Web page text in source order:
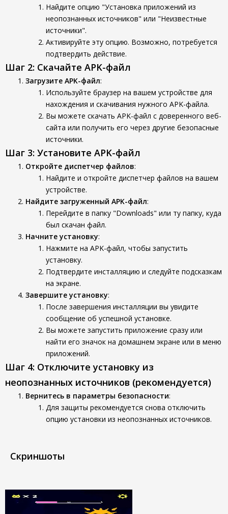
Найдите опцию "Установка приложений из
неопознанных источников" или "Неизвестные
источники".
Активируйте эту опцию. Возможно, потребуется
подтвердить действие.
Шаг 2: Скачайте APK-файл
Загрузите APK-файл:
Используйте браузер на вашем устройстве для
нахождения и скачивания нужного APK-файла.
Вы можете скачать APK-файл с доверенного веб-
сайта или получить его через другие безопасные
источники.
Шаг 3: Установите APK-файл
Откройте диспетчер файлов:
Найдите и откройте диспетчер файлов на вашем
устройстве.
Найдите загруженный APK-файл:
Перейдите в папку "Downloads" или ту папку, куда
был скачан файл.
Начните установку:
Нажмите на APK-файл, чтобы запустить
установку.
Подтвердите инсталляцию и следуйте подсказкам
на экране.
Завершите установку:
После завершения инсталляции вы увидите
сообщение об успешной установке.
Вы можете запустить приложение сразу или
найти его значок на домашнем экране или в меню
приложений.
Шаг 4: Отключите установку из
неопознанных источников (рекомендуется)
Вернитесь в параметры безопасности:
Для защиты рекомендуется снова отключить
опцию установки из неопознанных источников.
Скриншоты